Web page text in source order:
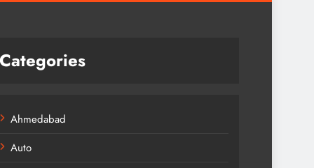
Categories
Ahmedabad
Auto